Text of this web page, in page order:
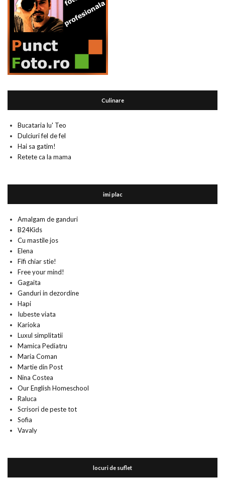
Culinare
Bucataria lu' Teo
Dulciuri fel de fel
Hai sa gatim!
Retete ca la mama
imi plac
Amalgam de ganduri
B24Kids
Cu mastile jos
Elena
Fifi chiar stie!
Free your mind!
Gagaita
Ganduri in dezordine
Hapi
Iubeste viata
Karioka
Luxul simplitatii
Mamica Pediatru
Maria Coman
Martie din Post
Nina Costea
Our English Homeschool
Raluca
Scrisori de peste tot
Sofia
Vavaly
locuri de suflet